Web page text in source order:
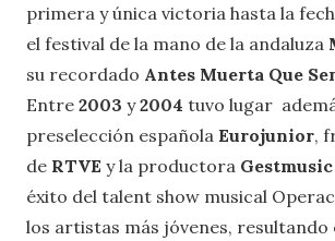
primera y única victoria hasta la
el festival de la mano de la andaluza
su recordado Antes Muerta Que
Entre 2003 y2004 tuvo lugar
preselección española Eurojunior,
de RTVE y la productora Gestmusic
éxito del talent show musical
los artistas más jóvenes, resultando